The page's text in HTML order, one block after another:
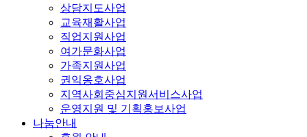
상담지도사업
교육재활사업
직업지원사업
여가문화사업
가족지원사업
권익옹호사업
지역사회중심지원서비스사업
운영지원 및 기획홍보사업
나눔안내